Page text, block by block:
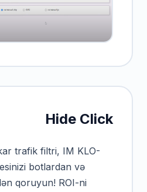
Hide Click
trafik filtri, IM KLO-
botlardan və
qoruyun! ROI-ni